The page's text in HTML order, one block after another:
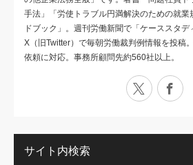
手法」「労使トラブル円満解決のための就業
ドブック」。週刊労働新聞で「ケーススタデ
X（旧Twitter）で毎朝労働裁判例情報を投稿
依頼に対応。事務所顧問先約560社以上。
X
サイト内検索